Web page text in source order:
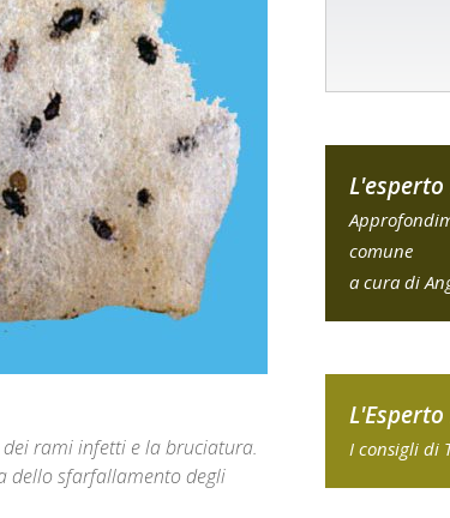
rami infetti e la bruciatura.
dello sfarfallamento degli
comune
a cura di
I consigli di